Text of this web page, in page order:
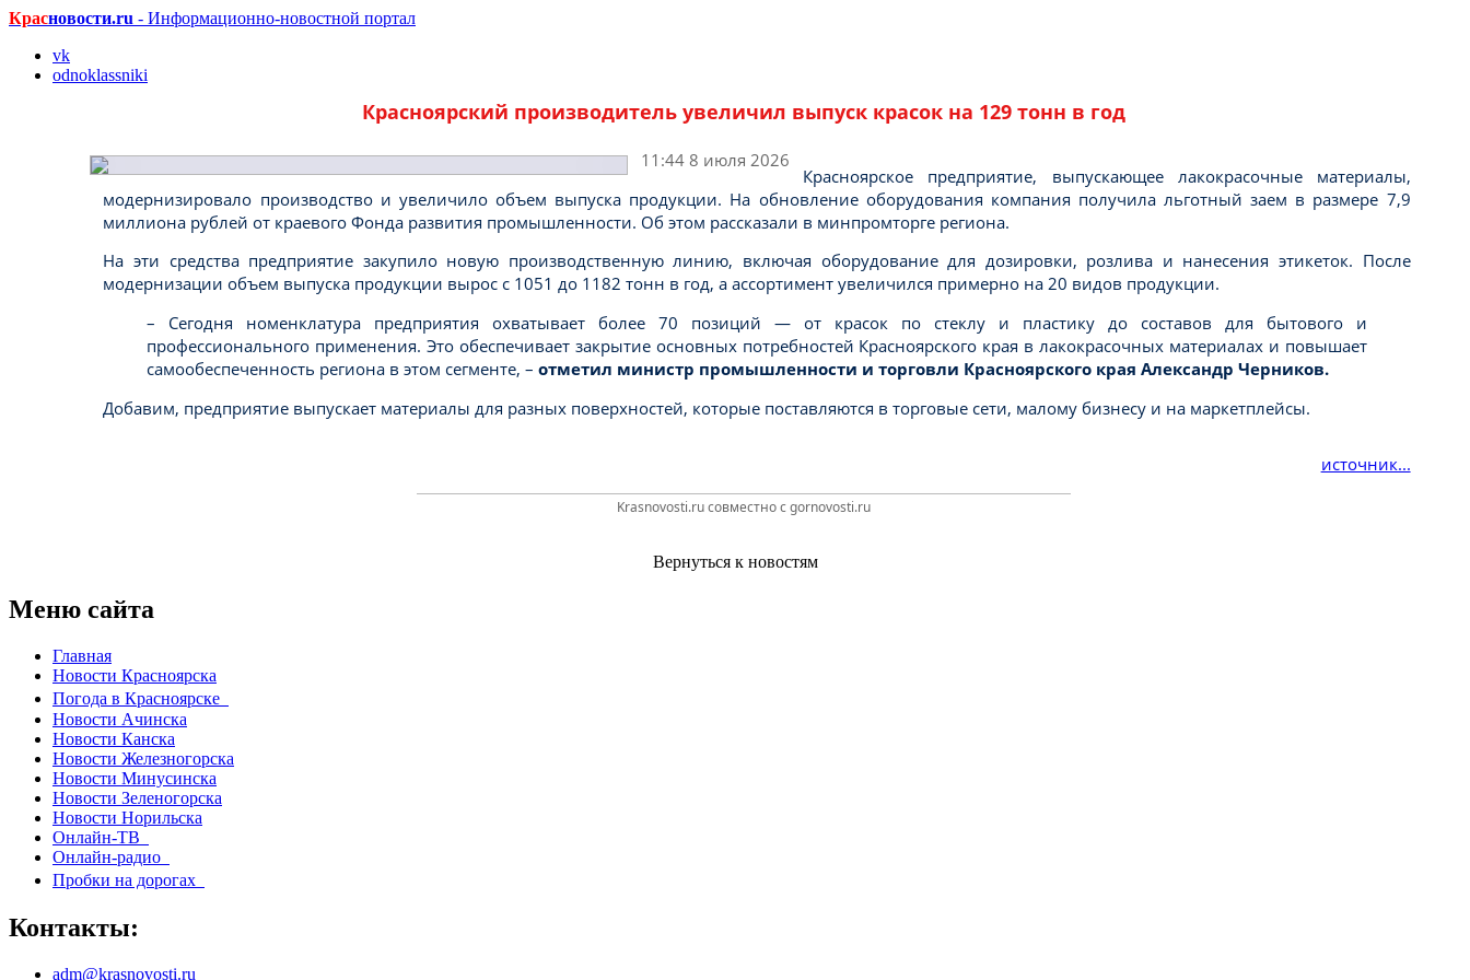
Красновости.ru - Информационно-новостной портал
vk
odnoklassniki
Красноярский производитель увеличил выпуск красок на 129 тонн в год
11:44 8 июля 2026
Красноярское предприятие, выпускающее лакокрасочные материалы,
модернизировало производство и увеличило объем выпуска продукции. На обновление оборудования компания получила льготный заем в размере 7,9
миллиона рублей от краевого Фонда развития промышленности. Об этом рассказали в минпромторге региона.
На эти средства предприятие закупило новую производственную линию, включая оборудование для дозировки, розлива и нанесения этикеток. После
модернизации объем выпуска продукции вырос с 1051 до 1182 тонн в год, а ассортимент увеличился примерно на 20 видов продукции.
– Сегодня номенклатура предприятия охватывает более 70 позиций — от красок по стеклу и пластику до составов для бытового и
профессионального применения. Это обеспечивает закрытие основных потребностей Красноярского края в лакокрасочных материалах и повышает
самообеспеченность региона в этом сегменте, –отметил министр промышленности и торговли Красноярского края Александр Черников.
Добавим, предприятие выпускает материалы для разных поверхностей, которые поставляются в торговые сети, малому бизнесу и на маркетплейсы.
источник...
Krasnovosti.ru совместно с gornovosti.ru
Вернуться к новостям
Меню сайта
Главная
Новости Красноярска
Погода в Красноярске
Новости Ачинска
Новости Канска
Новости Железногорска
Новости Минусинска
Новости Зеленогорска
Новости Норильска
Онлайн-ТВ
Онлайн-радио
Пробки на дорогах
Контакты:
adm@krasnovosti.ru